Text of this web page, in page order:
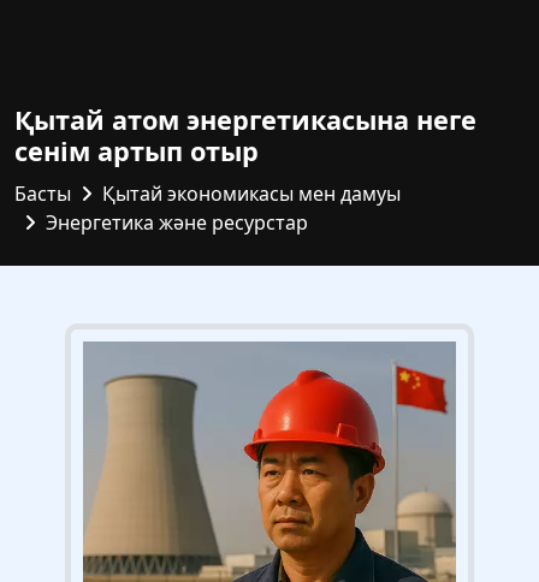
Қытай атом энергетикасына неге
сенім артып отыр
Басты
Қытай экономикасы мен дамуы
Энергетика және ресурстар